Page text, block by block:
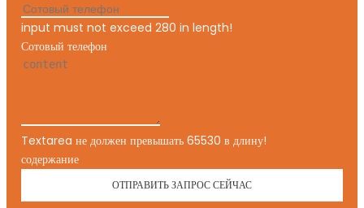
input must not exceed 280 in length!
Сотовый телефон
Textarea не должен превышать 65530 в длину!
содержание
ОТПРАВИТЬ ЗАПРОС СЕЙЧАС